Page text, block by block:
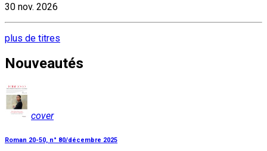
30 nov. 2026
plus de titres
Nouveautés
cover
Roman 20-50, n° 80/décembre 2025